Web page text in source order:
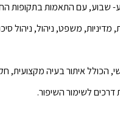
שבוע, עם התאמות בתקופות
משפט, ניהול, ניהול
איתור בעיה מקצועית,
לשימור השיפור.